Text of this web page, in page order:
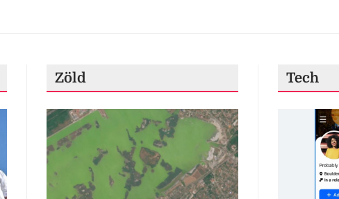
Zöld Tech